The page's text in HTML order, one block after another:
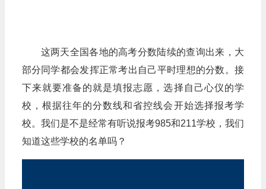
这两天全国各地的高考分数陆续的查询出来，大
部分同学都会发挥正常考出自己平时理想的分数。接
下来就要准备的就是填报志愿，选择自己心仪的学
校，根据往年的分数线和省控线会开始选择报考学
校。我们是不是经常有听说报考985和211学校，我们
知道这些学校的名单吗？